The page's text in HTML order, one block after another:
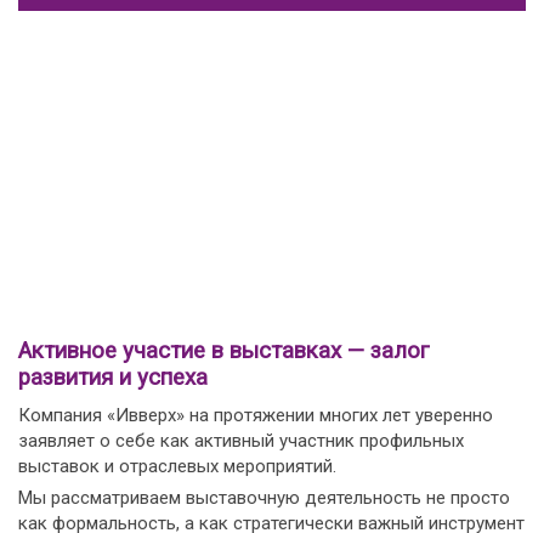
Активное участие в выставках — залог
развития и успеха
Компания «Ивверх» на протяжении многих лет уверенно
заявляет о себе как активный участник профильных
выставок и отраслевых мероприятий.
Мы рассматриваем выставочную деятельность не просто
как формальность, а как стратегически важный инструмент